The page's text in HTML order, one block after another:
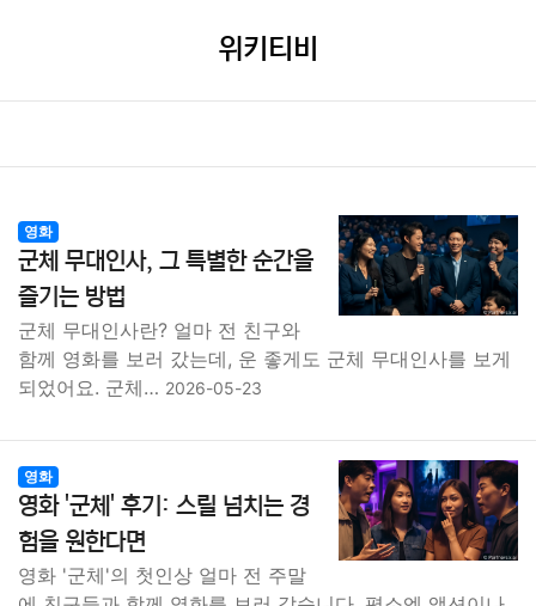
위키티비
영화
군체 무대인사, 그 특별한 순간을
즐기는 방법
군체 무대인사란? 얼마 전 친구와
함께 영화를 보러 갔는데, 운 좋게도 군체 무대인사를 보게
되었어요. 군체… 2026-05-23
영화
영화 '군체' 후기: 스릴 넘치는 경
험을 원한다면
영화 '군체'의 첫인상 얼마 전 주말